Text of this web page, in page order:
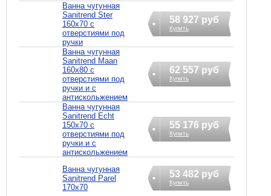
Ванна чугунная
Sanitrend Ster
160х70 с
отверстиями под
ручки
58 927 руб
Купить
Ванна чугунная
Sanitrend Maan
160х80 с
отверстиями под
ручки и с
антискольжением
62 557 руб
Купить
Ванна чугунная
Sanitrend Echt
150х70 с
отверстиями под
ручки и с
антискольжением
55 176 руб
Купить
Ванна чугунная
Sanitrend Parel
170х70
53 482 руб
Купить